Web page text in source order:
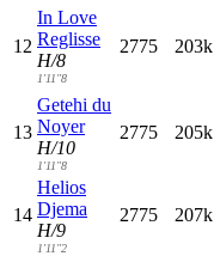
12
In Love
Reglisse
H/8
1'11"8
2775 203k
13
Getehi du
Noyer
H/10
1'11"8
2775 205k
14
Helios
Djema
H/9
1'11"2
2775 207k